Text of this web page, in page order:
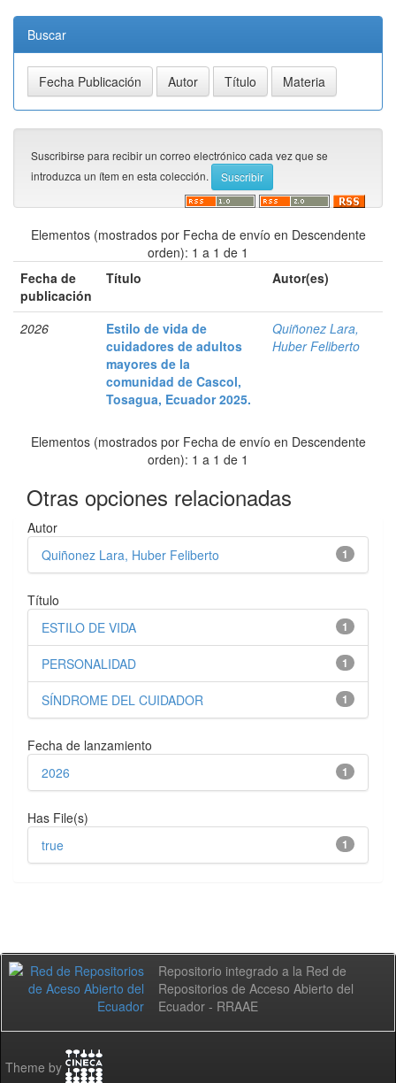
Buscar
Suscribirse para recibir un correo electrónico cada vez que se
introduzca un ítem en esta colección.
Elementos (mostrados por Fecha de envío en Descendente
orden): 1 a 1 de 1
Fecha de
publicación
Título Autor(es)
2026
Estilo de vida de
cuidadores de adultos
mayores de la
comunidad de Cascol,
Tosagua, Ecuador 2025.
Quiñonez Lara,
Huber Feliberto
Elementos (mostrados por Fecha de envío en Descendente
orden): 1 a 1 de 1
Otras opciones relacionadas
Autor
1
Quiñonez Lara, Huber Feliberto
Título
1
ESTILO DE VIDA
1
PERSONALIDAD
1
SÍNDROME DEL CUIDADOR
Fecha de lanzamiento
1
2026
Has File(s)
1
true
Repositorio integrado a la Red de
Repositorios de Acceso Abierto del
Ecuador - RRAAE
Theme by